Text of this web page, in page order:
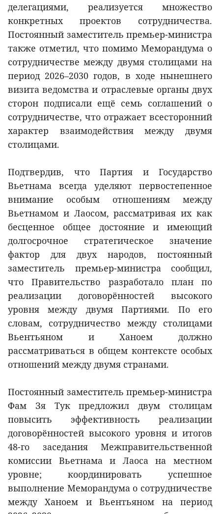
делегациями, реализуется множество
конкретных проектов сотрудничества.
Постоянный заместитель премьер-министра
также отметил, что помимо Меморандума о
сотрудничестве между двумя столицами на
период 2026–2030 годов, в ходе нынешнего
визита ведомства и отраслевые органы двух
сторон подписали ещё семь соглашений о
сотрудничестве, что отражает всесторонний
характер взаимодействия между двумя
столицами.
Подтвердив, что Партия и Государство
Вьетнама всегда уделяют первостепенное
внимание особым отношениям между
Вьетнамом и Лаосом, рассматривая их как
бесценное общее достояние и имеющий
долгосрочное стратегическое значение
фактор для двух народов, постоянный
заместитель премьер-министра сообщил,
что Правительство разработало план по
реализации договорённостей высокого
уровня между двумя Партиями. По его
словам, сотрудничество между столицами
Вьентьяном и Ханоем должно
рассматриваться в общем контексте особых
отношений между двумя странами.
Постоянный заместитель премьер-министра
Фам Зя Тук предложил двум столицам
повысить эффективность реализации
договорённостей высокого уровня и итогов
48-го заседания Межправительственной
комиссии Вьетнама и Лаоса на местном
уровне; координировать успешное
выполнение Меморандума о сотрудничестве
между Ханоем и Вьентьяном на период